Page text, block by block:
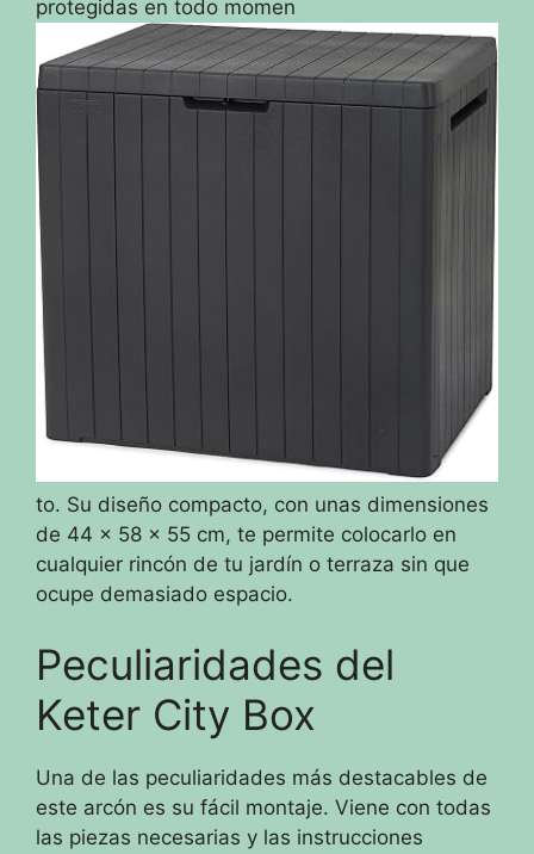
protegidas en todo momen
to. Su diseño compacto, con unas dimensiones
de 44 x 58 x 55 cm, te permite colocarlo en
cualquier rincón de tu jardín o terraza sin que
ocupe demasiado espacio.
Peculiaridades del
Keter City Box
Una de las peculiaridades más destacables de
este arcón es su fácil montaje. Viene con todas
las piezas necesarias y las instrucciones